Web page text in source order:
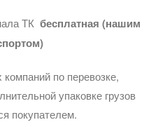
ТК бесплатная (нашим
по перевозке,
упаковке грузов
покупателем.